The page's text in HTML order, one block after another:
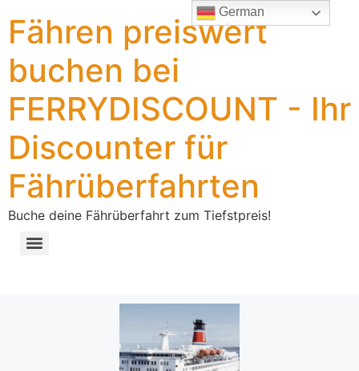
Fähren preiswert
buchen bei
FERRYDISCOUNT - Ihr
Discounter für
Fährüberfahrten
Buche deine Fährüberfahrt zum Tiefstpreis!
German